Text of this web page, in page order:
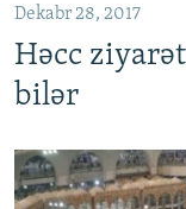
qayıt
Axtarışa
keç FƏRQƏ BAX
ARAŞDIRMA
MULTIMEDIA
Dekabr 28, 2017
Həcc
bilər